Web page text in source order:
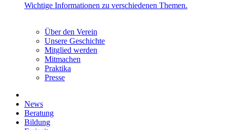
Wichtige Informationen zu verschiedenen Themen.
Über den Verein
Unsere Geschichte
Mitglied werden
Mitmachen
Praktika
Presse
News
Beratung
Bildung